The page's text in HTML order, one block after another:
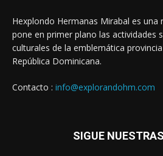
Hexplondo Hermanas Mirabal es una
pone en primer plano las actividades
culturales de la emblemática
República Dominicana.
Contacto : info@explorandohm.com
SIGUE